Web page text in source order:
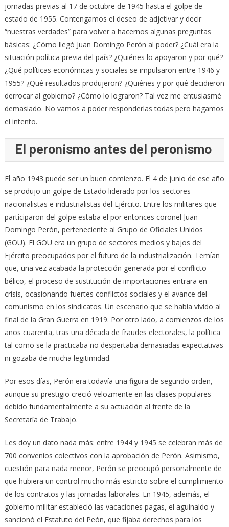
jornadas previas al 17 de octubre de 1945 hasta el golpe de
estado de 1955. Contengamos el deseo de adjetivar y decir
“nuestras verdades” para volver a hacernos algunas preguntas
básicas: ¿Cómo llegó Juan Domingo Perón al poder? ¿Cuál era la
situación política previa del país? ¿Quiénes lo apoyaron y por qué?
¿Qué políticas económicas y sociales se impulsaron entre 1946 y
1955? ¿Qué resultados produjeron? ¿Quiénes y por qué decidieron
derrocar al gobierno? ¿Cómo lo lograron? Tal vez me entusiasmé
demasiado. No vamos a poder responderlas todas pero hagamos
el intento.
El peronismo antes del peronismo
El año 1943 puede ser un buen comienzo. El 4 de junio de ese año
se produjo un golpe de Estado liderado por los sectores
nacionalistas e industrialistas del Ejército. Entre los militares que
participaron del golpe estaba el por entonces coronel Juan
Domingo Perón, perteneciente al Grupo de Oficiales Unidos
(GOU). El GOU era un grupo de sectores medios y bajos del
Ejército preocupados por el futuro de la industrialización. Temían
que, una vez acabada la protección generada por el conflicto
bélico, el proceso de sustitución de importaciones entrara en
crisis, ocasionando fuertes conflictos sociales y el avance del
comunismo en los sindicatos. Un escenario que se había vivido al
final de la Gran Guerra en 1919. Por otro lado, a comienzos de los
años cuarenta, tras una década de fraudes electorales, la política
tal como se la practicaba no despertaba demasiadas expectativas
ni gozaba de mucha legitimidad.
Por esos días, Perón era todavía una figura de segundo orden,
aunque su prestigio creció velozmente en las clases populares
debido fundamentalmente a su actuación al frente de la
Secretaría de Trabajo.
Les doy un dato nada más: entre 1944 y 1945 se celebran más de
700 convenios colectivos con la aprobación de Perón. Asimismo,
cuestión para nada menor, Perón se preocupó personalmente de
que hubiera un control mucho más estricto sobre el cumplimiento
de los contratos y las jornadas laborales. En 1945, además, el
gobierno militar estableció las vacaciones pagas, el aguinaldo y
sancionó el Estatuto del Peón, que fijaba derechos para los